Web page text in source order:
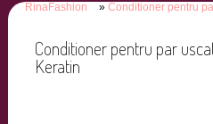
RinaFashion Conditioner pentru
Conditioner pentru par
Keratin